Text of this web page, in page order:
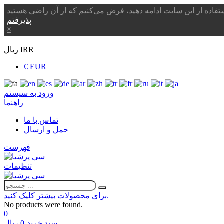
پذیرفتم
×
ریال IRR
€ EUR
ورود به سیستم
راهنما
تماس با ما
حمل و ارسال
فهرست
تنظیمات
برای محصولات بیشتر کلیک کنید.
No products were found.
0